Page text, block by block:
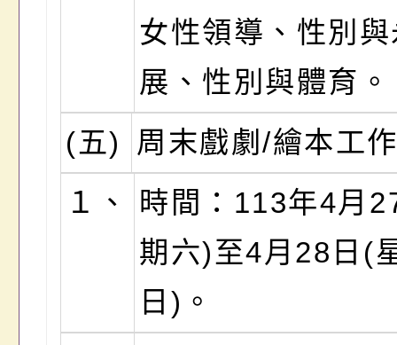
女性領導、性別
展、性別與體育。
(五)
周末戲劇/繪本工
１、
時間：113年4月
期六)至4月28日(
日)。